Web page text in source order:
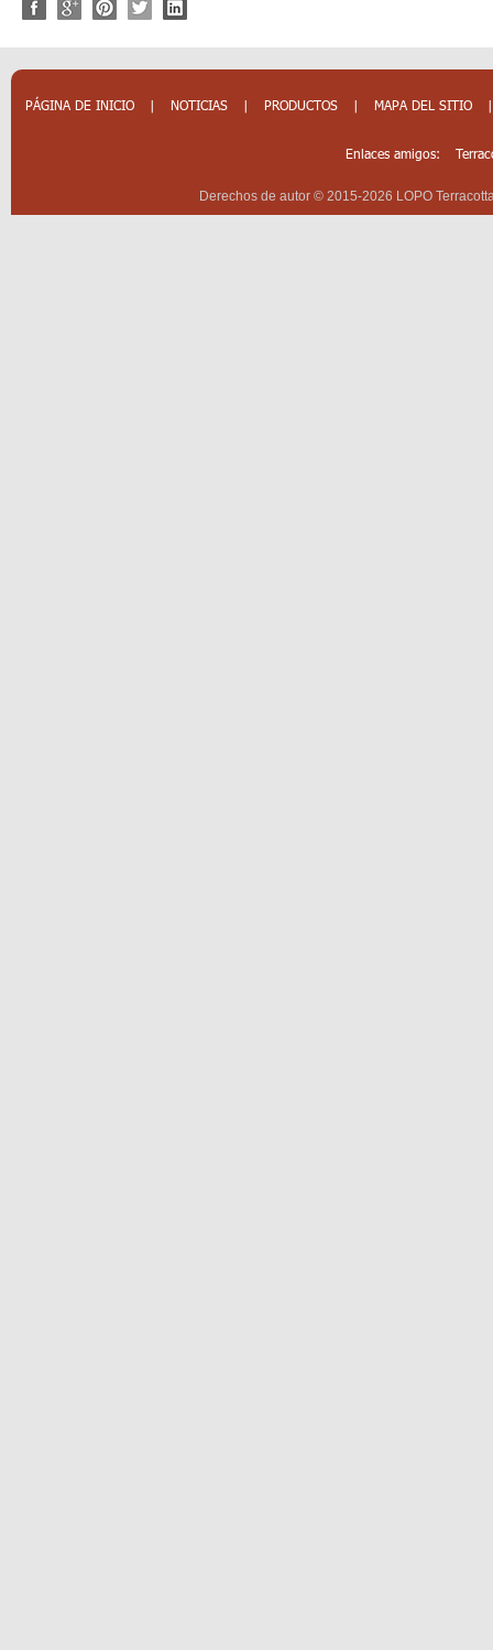
PÁGINA DE INICIO | NOTICIAS | PRODUCTOS | MAPA DEL SITIO |
Enlaces amigos:
Derechos de autor © 2015-2026 LOPO